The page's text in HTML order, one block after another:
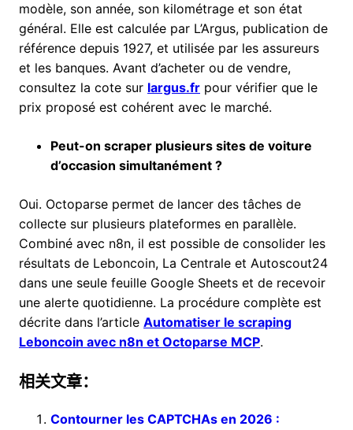
modèle, son année, son kilométrage et son état
général. Elle est calculée par L’Argus, publication de
référence depuis 1927, et utilisée par les assureurs
et les banques. Avant d’acheter ou de vendre,
consultez la cote sur largus.fr pour vérifier que le
prix proposé est cohérent avec le marché.
Peut-on scraper plusieurs sites de voiture
d’occasion simultanément ?
Oui. Octoparse permet de lancer des tâches de
collecte sur plusieurs plateformes en parallèle.
Combiné avec n8n, il est possible de consolider les
résultats de Leboncoin, La Centrale et Autoscout24
dans une seule feuille Google Sheets et de recevoir
une alerte quotidienne. La procédure complète est
décrite dans l’article Automatiser le scraping
Leboncoin avec n8n et Octoparse MCP.
相关文章：
Contourner les CAPTCHAs en 2026 :